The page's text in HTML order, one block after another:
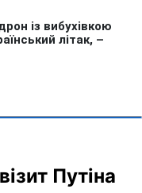
Путіна